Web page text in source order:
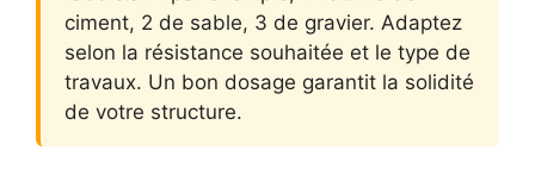
ciment, 2 de sable, 3 de gravier. Adaptez
selon la résistance souhaitée et le type de
travaux. Un bon dosage garantit la solidité
de votre structure.